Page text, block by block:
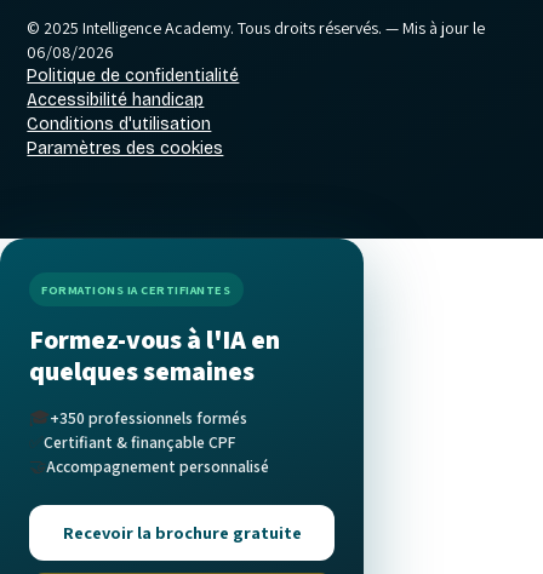
© 2025 Intelligence Academy. Tous droits réservés. — Mis à jour le
06/08/2026
Politique de confidentialité
Accessibilité handicap
Conditions d'utilisation
Paramètres des cookies
FORMATIONS IA CERTIFIANTES
Formez-vous à l'IA en
quelques semaines
🎓+350 professionnels formés
Certifiant & finançable CPF
🤝Accompagnement personnalisé
Recevoir la brochure gratuite